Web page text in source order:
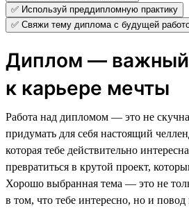
✅ Используй преддипломную практику
✅ Свяжи тему диплома с будущей
Диплом —
к карьере мечты
Работа над дипломом — это не
придумать для себя настоящий
которая тебе действительно
превратиться в крутой проект,
Хорошо выбранная тема — это не
в том, что тебе интересно, но и